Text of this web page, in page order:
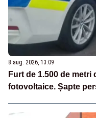
8 aug. 2026, 13:09
Furt de 1.500 de
fotovoltaice. Șapte